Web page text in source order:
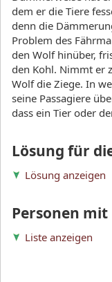
dem er die Tiere
denn die
Problem des
den Wolf hinüber,
den Kohl. Nimmt er
Wolf die Ziege. In
seine Passagiere
dass ein Tier oder
Lösung für
Lösung anzeigen
Personen
Liste anzeigen